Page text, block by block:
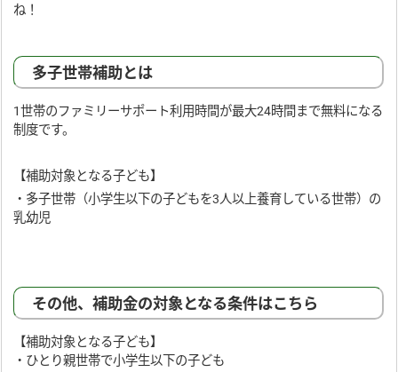
ね！
多子世帯補助とは
1世帯のファミリーサポート利用時間が最大24時間まで無料になる
制度です。
【補助対象となる子ども】
・多子世帯（小学生以下の子どもを3人以上養育している世帯）の
乳幼児
その他、補助金の対象となる条件はこちら
【補助対象となる子ども】
・ひとり親世帯で小学生以下の子ども